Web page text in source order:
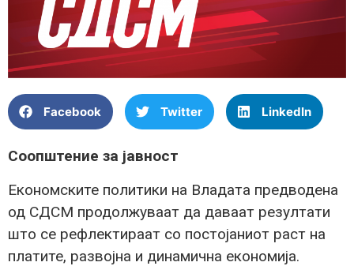
Facebook Twitter LinkedIn
Соопштение за јавност
Економските политики на Владата предводена
од СДСМ продолжуваат да даваат резултати
што се рефлектираат со постојаниот раст на
платите, развојна и динамична економија.